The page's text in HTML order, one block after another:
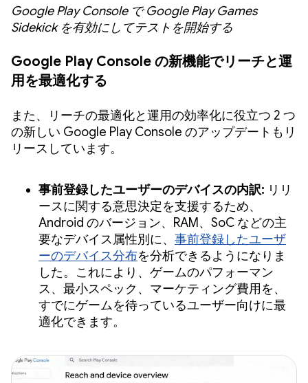
Google Play Console で Google Play Games
Sidekick を有効にしてテストを開始する
Google Play Console の新機能でリーチと運
用を最適化する
また、リーチの最適化と運用の効率化に役立つ 2 つ
の新しい Google Play Console のアップデートもリ
リースしています。
事前登録したユーザーのデバイスの内訳: リリ
ースに関する意思決定を支援するため、
Android のバージョン、RAM、SoC などの主
要なデバイス属性別に、 事前登録したユーザ
ーのデバイス分布を分析できるようになりま
した。これにより、ゲームのパフォーマン
ス、最小スペック、マーケティング費用を、
すでにゲームを待っているユーザー向けに最
適化できます。